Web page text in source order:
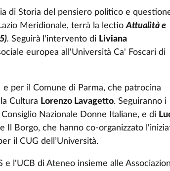
di Storia del pensiero politico e
Meridionale, terrà la lectioAttualità e
. Seguirà l'intervento di Liviana
europea all'Università Ca' Foscari di
e per il Comune di Parma, che patrocina
Cultura Lorenzo Lavagetto. Seguiranno i
Nazionale Donne Italiane, e di
Il Borgo, che hanno co-organizzato
il CUG dell’Università.
e l'UCB di Ateneo insieme alle